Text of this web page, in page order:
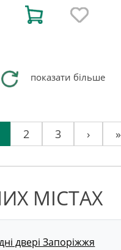
показати більше
2 3 › »
МІСТАХ
двері Запоріжжя